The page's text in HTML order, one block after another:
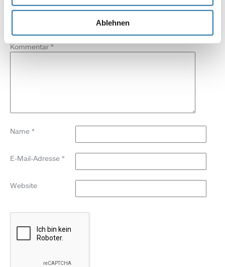
Ablehnen
SCHREIBE EINEN KOMMENTAR
Kommentar*
Name *
E-Mail-Adresse *
Website